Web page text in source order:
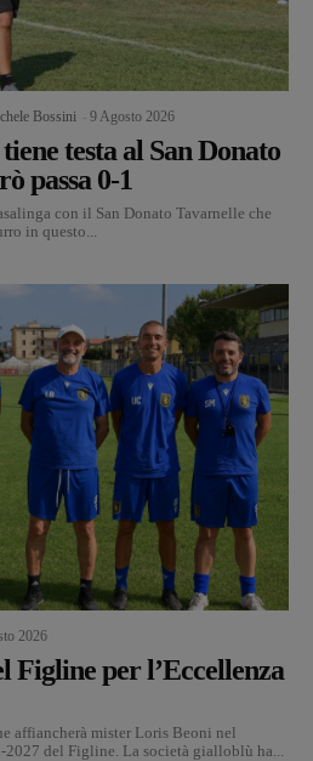
Bossini 9 Agosto 2026
testa al San Donato
passa 0-1
con il San Donato Tavarnelle che
in questo...
2026
Figline per l’Eccellenza
affiancherà mister Loris Beoni nel
del Figline. La società gialloblù ha...